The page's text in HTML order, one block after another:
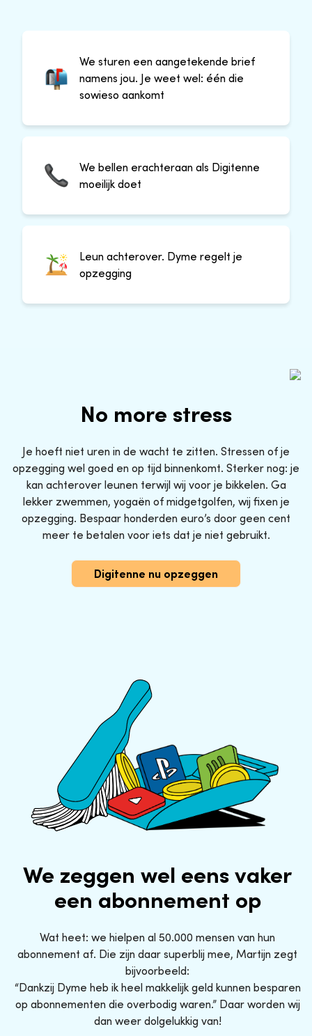
We sturen een aangetekende brief
namens jou. Je weet wel: één die
sowieso aankomt
We bellen erachteraan als Digitenne
moeilijk doet
Leun achterover. Dyme regelt je
opzegging
No more stress
Je hoeft niet uren in de wacht te zitten. Stressen of je
opzegging wel goed en op tijd binnenkomt. Sterker nog: je
kan achterover leunen terwijl wij voor je bikkelen. Ga
lekker zwemmen, yogaën of midgetgolfen, wij fixen je
opzegging. Bespaar honderden euro’s door geen cent
meer te betalen voor iets dat je niet gebruikt.
Digitenne nu opzeggen
We zeggen wel eens vaker
een abonnement op
Wat heet: we hielpen al 50.000 mensen van hun
abonnement af. Die zijn daar superblij mee, Martijn zegt
bijvoorbeeld:
“Dankzij Dyme heb ik heel makkelijk geld kunnen besparen
op abonnementen die overbodig waren.” Daar worden wij
dan weer dolgelukkig van!